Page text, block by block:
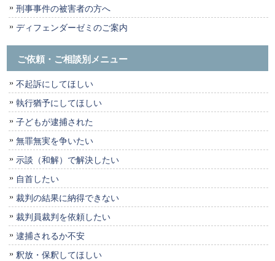
刑事事件の被害者の方へ
ディフェンダーゼミのご案内
ご依頼・ご相談別メニュー
不起訴にしてほしい
執行猶予にしてほしい
子どもが逮捕された
無罪無実を争いたい
示談（和解）で解決したい
自首したい
裁判の結果に納得できない
裁判員裁判を依頼したい
逮捕されるか不安
釈放・保釈してほしい